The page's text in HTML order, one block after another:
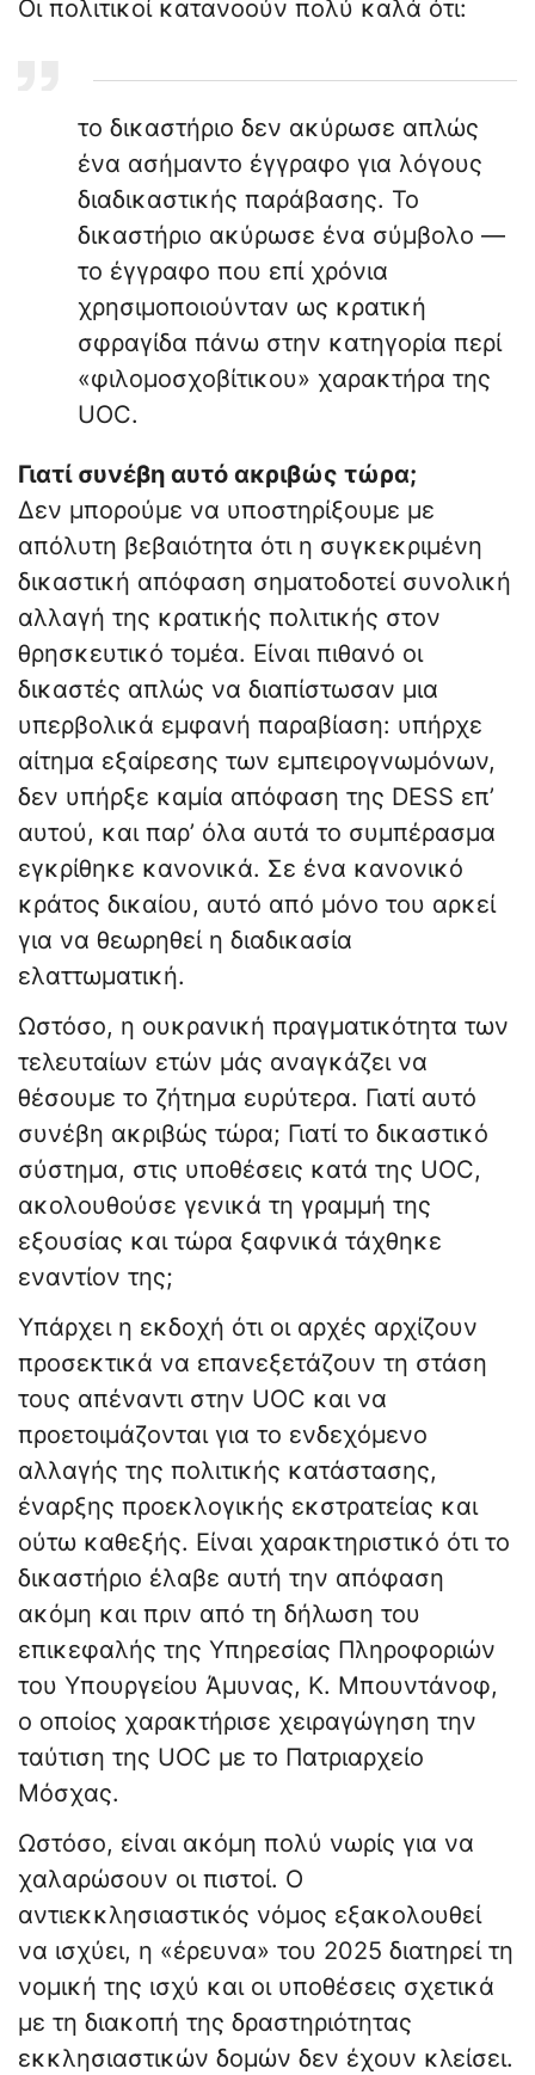
Οι πολιτικοί κατανοούν πολύ καλά ότι:
το δικαστήριο δεν ακύρωσε απλώς
ένα ασήμαντο έγγραφο για λόγους
διαδικαστικής παράβασης. Το
δικαστήριο ακύρωσε ένα σύμβολο —
το έγγραφο που επί χρόνια
χρησιμοποιούνταν ως κρατική
σφραγίδα πάνω στην κατηγορία περί
«φιλομοσχοβίτικου» χαρακτήρα της
UOC.
Γιατί συνέβη αυτό ακριβώς τώρα;
Δεν μπορούμε να υποστηρίξουμε με
απόλυτη βεβαιότητα ότι η συγκεκριμένη
δικαστική απόφαση σηματοδοτεί συνολική
αλλαγή της κρατικής πολιτικής στον
θρησκευτικό τομέα. Είναι πιθανό οι
δικαστές απλώς να διαπίστωσαν μια
υπερβολικά εμφανή παραβίαση: υπήρχε
αίτημα εξαίρεσης των εμπειρογνωμόνων,
δεν υπήρξε καμία απόφαση της DESS επ’
αυτού, και παρ’ όλα αυτά το συμπέρασμα
εγκρίθηκε κανονικά. Σε ένα κανονικό
κράτος δικαίου, αυτό από μόνο του αρκεί
για να θεωρηθεί η διαδικασία
ελαττωματική.
Ωστόσο, η ουκρανική πραγματικότητα των
τελευταίων ετών μάς αναγκάζει να
θέσουμε το ζήτημα ευρύτερα. Γιατί αυτό
συνέβη ακριβώς τώρα; Γιατί το δικαστικό
σύστημα, στις υποθέσεις κατά της UOC,
ακολουθούσε γενικά τη γραμμή της
εξουσίας και τώρα ξαφνικά τάχθηκε
εναντίον της;
Υπάρχει η εκδοχή ότι οι αρχές αρχίζουν
προσεκτικά να επανεξετάζουν τη στάση
τους απέναντι στην UOC και να
προετοιμάζονται για το ενδεχόμενο
αλλαγής της πολιτικής κατάστασης,
έναρξης προεκλογικής εκστρατείας και
ούτω καθεξής. Είναι χαρακτηριστικό ότι το
δικαστήριο έλαβε αυτή την απόφαση
ακόμη και πριν από τη δήλωση του
επικεφαλής της Υπηρεσίας Πληροφοριών
του Υπουργείου Άμυνας, Κ. Μπουντάνοφ,
ο οποίος χαρακτήρισε χειραγώγηση την
ταύτιση της UOC με το Πατριαρχείο
Μόσχας.
Ωστόσο, είναι ακόμη πολύ νωρίς για να
χαλαρώσουν οι πιστοί. Ο
αντιεκκλησιαστικός νόμος εξακολουθεί
να ισχύει, η «έρευνα» του 2025 διατηρεί τη
νομική της ισχύ και οι υποθέσεις σχετικά
με τη διακοπή της δραστηριότητας
εκκλησιαστικών δομών δεν έχουν κλείσει.